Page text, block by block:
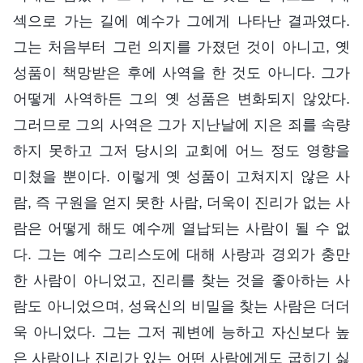
섹으로 가는 길에 예수가 그에게 나타난 결과였다.
그는 처음부터 그런 의지를 가졌던 것이 아니고, 옛
성품이 책망받은 후에 사역을 한 것도 아니다. 그가
어떻게 사역하든 그의 옛 성품은 변화되지 않았다.
그러므로 그의 사역은 그가 지난날에 지은 죄를 속량
하지 못하고 그저 당시의 교회에 어느 정도 영향을
미쳤을 뿐이다. 이렇게 옛 성품이 고쳐지지 않은 사
람, 즉 구원을 얻지 못한 사람, 더욱이 진리가 없는 사
람은 어떻게 해도 예수께 열납되는 사람이 될 수 없
다. 그는 예수 그리스도에 대해 사랑과 경외가 충만
한 사람이 아니었고, 진리를 찾는 것을 좋아하는 사
람도 아니었으며, 성육신의 비밀을 찾는 사람은 더더
욱 아니었다. 그는 그저 궤변에 능하고 자신보다 높
은 사람이나 진리가 있는 어떤 사람에게도 굽히기 싫